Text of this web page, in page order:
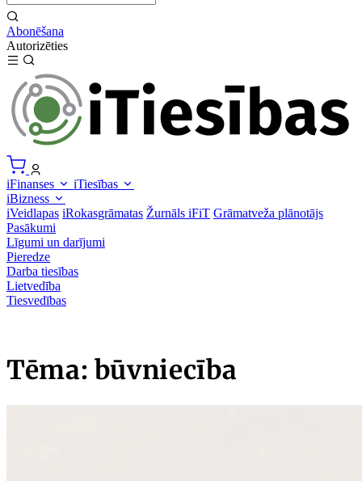
Abonēšana
Autorizēties
iFinanses
iTiesības
iBizness
iVeidlapas iRokasgrāmatas Žurnāls iFiT Grāmatveža plānotājs
Pasākumi
Līgumi un darījumi
Pieredze
Darba tiesības
Lietvedība
Tiesvedības
Tēma: būvniecība